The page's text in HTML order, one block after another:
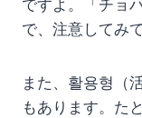
ですよ。「チョ
で、注意してみ
また、활용형（
もあります。た